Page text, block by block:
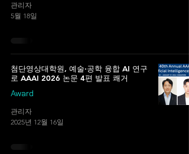
관리자
5월 18일
첨단영상대학원, 예술·공학 융합 AI 연구
로 AAAI 2026 논문 4편 발표 쾌거
Award
관리자
2025년 12월 16일